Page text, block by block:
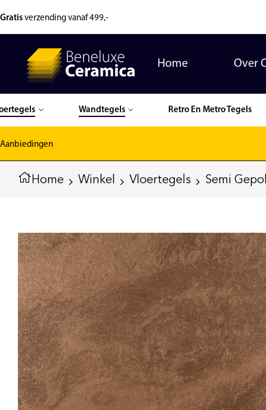
Gratis verzending vanaf 499,-
Home Over
Wandtegels Retro En Metro Tegels
Aanbiedingen
Home Winkel Vloertegels Semi